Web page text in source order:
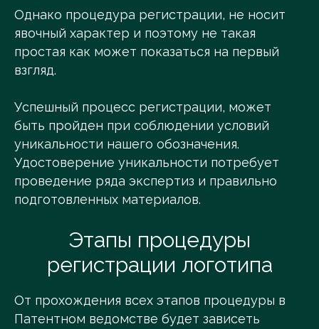
Однако процедура регистрации, не носит
явочный характер и поэтому не такая
простая как может показаться на первый
взгляд.
Успешный процесс регистрации, может
быть пройден при соблюдении условий
уникальности нашего обозначения.
Удостоверение уникальности потребует
проведение ряда экспертиз и правильно
подготовленных материалов.
Этапы процедуры
регистрации логотипа
От прохождения всех этапов процедуры в
Патентном ведомстве будет зависеть